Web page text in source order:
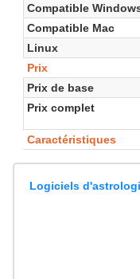
Compatible
Compatible Mac
Linux
Prix
Prix de base
Prix complet
Caractéristiques
Logiciels